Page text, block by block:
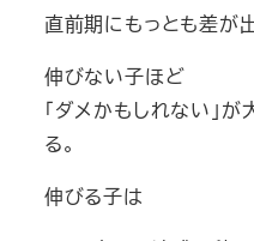
直前期にもっとも差が
伸びない子ほど
「ダメかもしれない」
る。
伸びる子は